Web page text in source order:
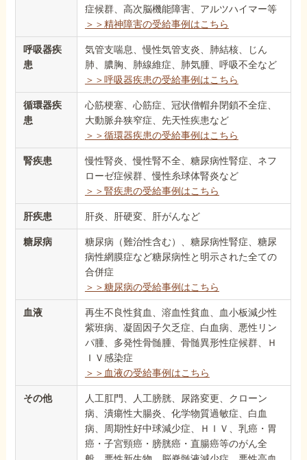
症候群、高次脳機能障害、アルツハイマー等
＞＞精神障害の受給事例はこちら
呼吸器疾
患
気管支喘息、慢性気管支炎、肺結核、じん
肺、膿胸、肺線維症、肺気腫、呼吸不全など
＞＞呼吸器疾患の受給事例はこちら
循環器疾
患
心筋梗塞、心筋症、冠状僧帽弁閉鎖不全症、
大動脈弁狭窄症、先天性疾患など
＞＞循環器疾患の受給事例はこちら
腎疾患
慢性腎炎、慢性腎不全、糖尿病性腎症、ネフ
ローゼ症候群、慢性糸球体腎炎など
＞＞腎疾患の受給事例はこちら
肝疾患 肝炎、肝硬変、肝がんなど
糖尿病
糖尿病（難治性含む）、糖尿病性腎症、糖尿
病性網膜症など糖尿病性と明示された全ての
合併症
＞＞糖尿病の受給事例はこちら
血液
再生不良性貧血、溶血性貧血、血小板減少性
紫班病、凝固因子欠乏症、白血病、悪性リン
パ腫、多発性骨髄腫、骨髄異形性症候群、Ｈ
ＩＶ感染症
＞＞血液の受給事例はこちら
その他
人工肛門、人工膀胱、尿路変更、クローン
病、潰瘍性大腸炎、化学物質過敏症、白血
病、周期性好中球減少症、ＨＩＶ、乳癌・胃
癌・子宮頸癌・膀胱癌・直腸癌等のがん全